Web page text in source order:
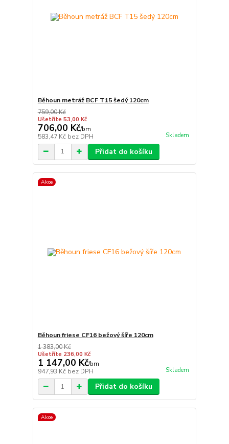
Běhoun metráž BCF T15 šedý 120cm
759,00 Kč
Ušetříte 53,00 Kč
706,00 Kč/bm
583,47 Kč bez DPH Skladem
Přidat do košíku
Akce
Běhoun friese CF16 bežový šíře 120cm
1 383,00 Kč
Ušetříte 236,00 Kč
1 147,00 Kč/bm
947,93 Kč bez DPH Skladem
Přidat do košíku
Akce